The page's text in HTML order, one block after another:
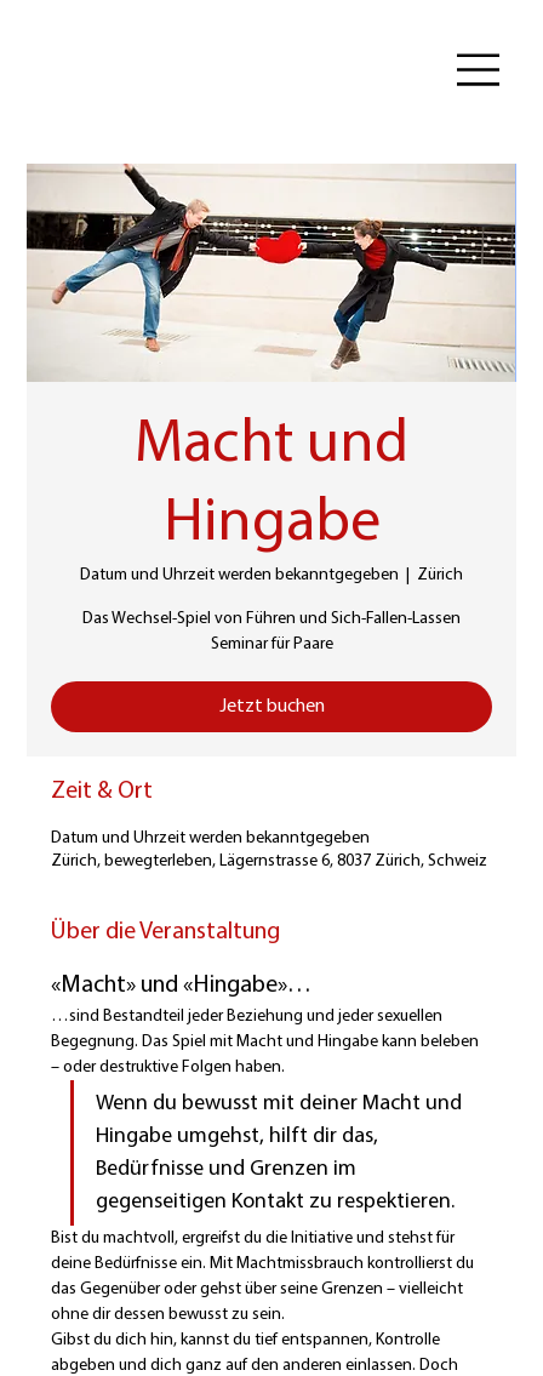
Macht und
Hingabe
Datum und Uhrzeit werden bekanntgegeben Zürich
Das Wechsel-Spiel von Führen und Sich-Fallen-Lassen
Seminar für Paare
Jetzt buchen
Zeit & Ort
Datum und Uhrzeit werden bekanntgegeben
Zürich, bewegterleben, Lägernstrasse 6, 8037 Zürich, Schweiz
Über die Veranstaltung
«Macht» und «Hingabe»…
…sind Bestandteil jeder Beziehung und jeder sexuellen
Begegnung. Das Spiel mit Macht und Hingabe kann beleben
– oder destruktive Folgen haben.
Wenn du bewusst mit deiner Macht und
Hingabe umgehst, hilft dir das,
Bedürfnisse und Grenzen im
gegenseitigen Kontakt zu respektieren.
Bist du machtvoll, ergreifst du die Initiative und stehst für
deine Bedürfnisse ein. Mit Machtmissbrauch kontrollierst du
das Gegenüber oder gehst über seine Grenzen – vielleicht
ohne dir dessen bewusst zu sein.
Gibst du dich hin, kannst du tief entspannen, Kontrolle
abgeben und dich ganz auf den anderen einlassen. Doch